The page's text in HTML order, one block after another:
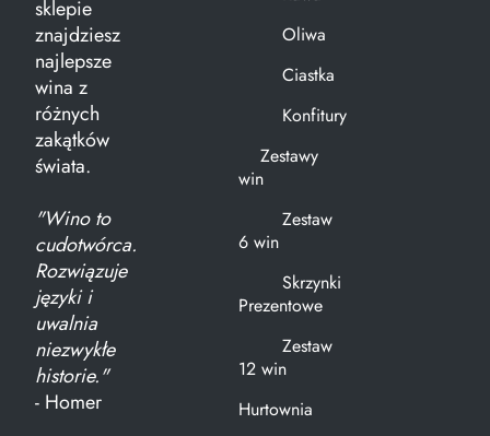
sklepie
znajdziesz
najlepsze
wina z
różnych
zakątków
świata.
"Wino to
cudotwórca.
Rozwiązuje
języki i
uwalnia
niezwykłe
historie."
- Homer
Oliwa
Ciastka
Konfitury
Zestawy
win
Zestaw
6 win
Skrzynki
Prezentowe
Zestaw
12 win
Hurtownia